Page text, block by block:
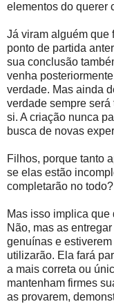
elementos do querer
Já viram alguém que
ponto de partida
sua conclusão
venha
verdade. Mas ainda
verdade sempre
si. A criação nunca
busca de novas
Filhos, porque tanto
se elas estão
completarão no todo?
Mas isso implica
Não, mas as
genuínas e
utilizarão. Ela fará
a mais correta ou
mantenham firmes
as provarem,